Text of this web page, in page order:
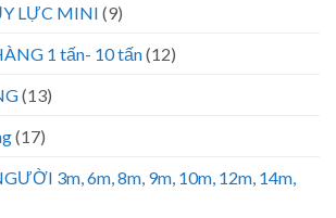
LỰC MINI (9)
1 tấn- 10 tấn(12)
(13)
(17)
3m, 6m, 8m, 9m, 10m, 12m, 14m,